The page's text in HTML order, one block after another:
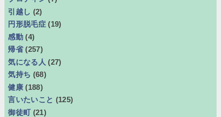
引越し (2)
円形脱毛症 (19)
感動 (4)
帰省 (257)
気になる人 (27)
気持ち (68)
健康 (188)
言いたいこと (125)
御徒町 (21)